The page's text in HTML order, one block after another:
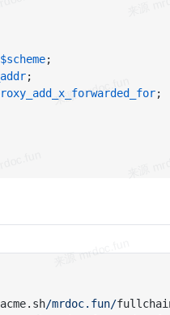
$scheme
;
/mrdoc.fun/